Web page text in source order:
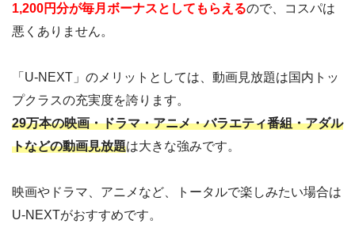
1,200円分が毎月ボーナスとしてもらえるので、コスパは
悪くありません。
「U-NEXT」のメリットとしては、動画見放題は国内トッ
プクラスの充実度を誇ります。
29万本の映画・ドラマ・アニメ・バラエティ番組・アダル
トなどの動画見放題は大きな強みです。
映画やドラマ、アニメなど、トータルで楽しみたい場合は
U-NEXTがおすすめです。